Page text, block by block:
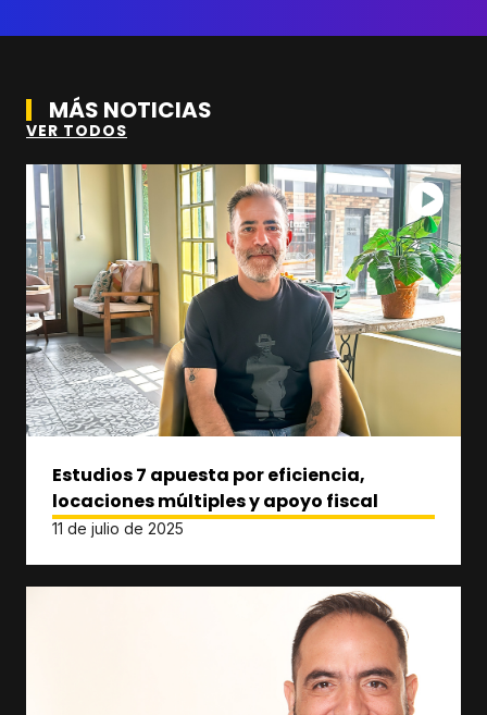
MÁS NOTICIAS
VER TODOS
Estudios 7 apuesta por eficiencia,
locaciones múltiples y apoyo fiscal
11 de julio de 2025